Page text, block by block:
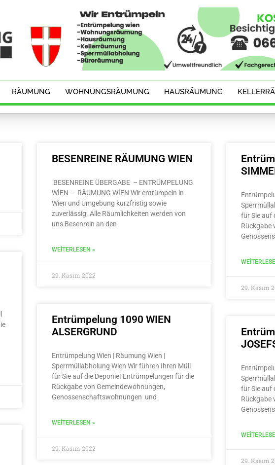
RÄUMUNG WOHNUNGSRÄUMUNG HAUSRÄUMUNG
BESENREINE RÄUMUNG WIEN
BESENREINE ÜBERGABE – ENTRÜMPELUNG
WİEN – RÄUMUNG WİEN Wir entrümpeln in
Wien und Umgebung kurzfristig sowie
zuverlässig. Alle Räumlichkeiten werden von
uns Besenrein an den
WEITERLESEN »
29. Kasım 2022
für Sie auf
Rückgabe
29. Kasım
Entrümpelung 1090 WIEN
ALSERGRUND
Entrümpelung Wien | Räumung Wien |
Sperrmüllabholung Wien Wir führen Ihren Müll
für Sie auf die Deponie! Entrümpelungen für die
Rückgabe von Gemeindewohnungen,
Genossenschaftswohnungen und
WEITERLESEN »
29. Kasım 2022
für Sie auf
Rückgabe
29. Kasım